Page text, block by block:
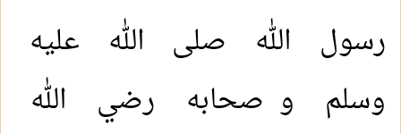
رسول الله صلی الله عليه
وسلم و صحابه رضي الله